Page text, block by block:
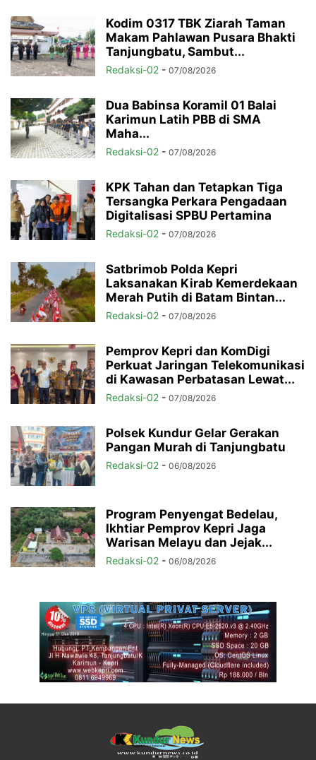
Kodim 0317 TBK Ziarah Taman
Makam Pahlawan Pusara Bhakti
Tanjungbatu, Sambut...
Redaksi-02 - 07/08/2026
Dua Babinsa Koramil 01 Balai
Karimun Latih PBB di SMA
Maha...
Redaksi-02 - 07/08/2026
KPK Tahan dan Tetapkan Tiga
Tersangka Perkara Pengadaan
Digitalisasi SPBU Pertamina
Redaksi-02 - 07/08/2026
Satbrimob Polda Kepri
Laksanakan Kirab Kemerdekaan
Merah Putih di Batam Bintan...
Redaksi-02 - 07/08/2026
Pemprov Kepri dan KomDigi
Perkuat Jaringan Telekomunikasi
di Kawasan Perbatasan Lewat...
Redaksi-02 - 07/08/2026
Polsek Kundur Gelar Gerakan
Pangan Murah di Tanjungbatu
Redaksi-02 - 06/08/2026
Program Penyengat Bedelau,
Ikhtiar Pemprov Kepri Jaga
Warisan Melayu dan Jejak...
Redaksi-02 - 06/08/2026